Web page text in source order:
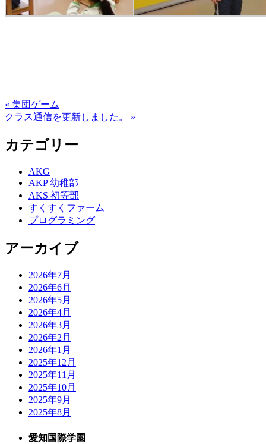
« 集団ゲーム
クラス通信を更新しました。 »
カテゴリー
AKG
AKP 幼稚部
AKS 初等部
すくすくファーム
プログラミング
アーカイブ
2026年7月
2026年6月
2026年5月
2026年4月
2026年3月
2026年2月
2026年1月
2025年12月
2025年11月
2025年10月
2025年9月
2025年8月
愛知国際学園